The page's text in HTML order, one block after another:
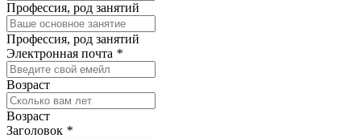
Профессия, род занятий
Профессия, род занятий
Электронная почта *
Возраст
Возраст
Заголовок *